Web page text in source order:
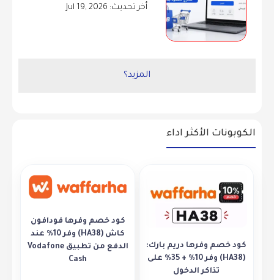
أخر تحديث: Jul 19, 2026
المزيد؟
الكوبونات الأكثر اداء
كود خصم وفرها دريم بارك:
(HA38) وفر 10% + 35% على
تذاكر الدخول
كود خصم وفرها فودافون
كاش (HA38) وفر 10% عند
الدفع من تطبيق Vodafone
Cash